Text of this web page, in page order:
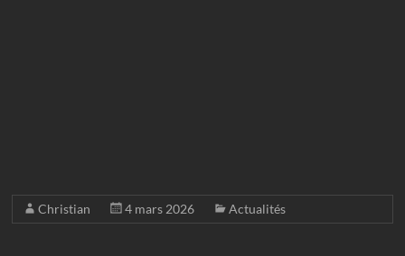
Christian 4 mars 2026 Actualités